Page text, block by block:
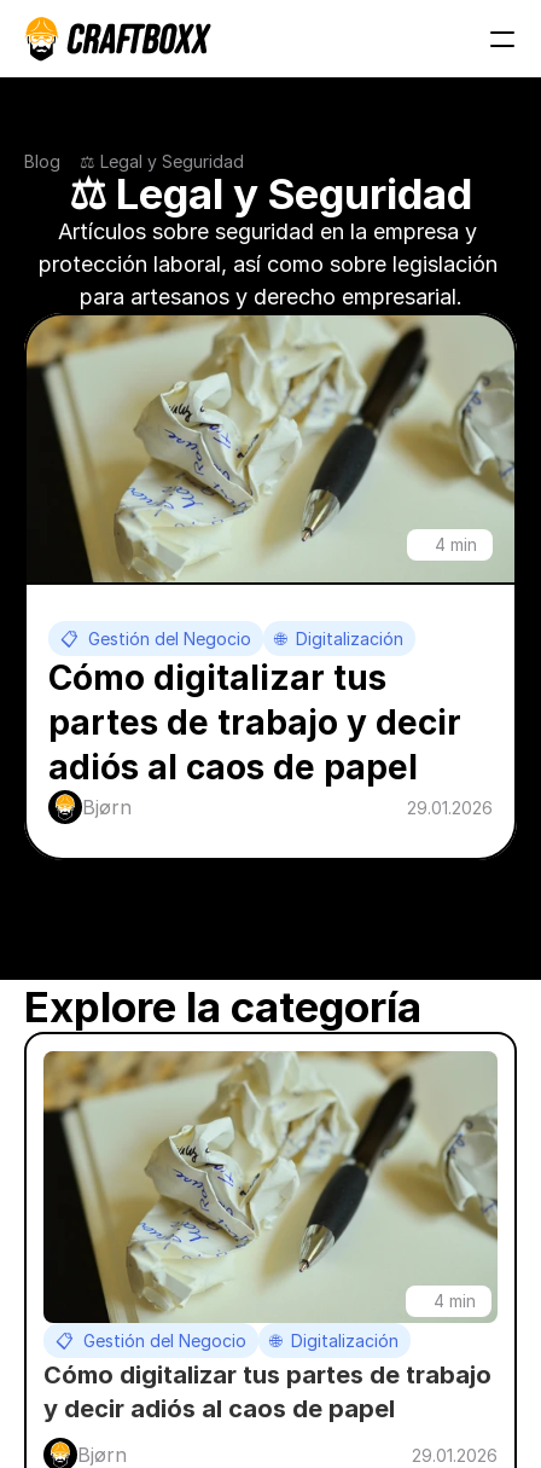
Blog ⚖️ Legal y Seguridad
⚖️ Legal y Seguridad
Artículos sobre seguridad en la empresa y
protección laboral, así como sobre legislación
para artesanos y derecho empresarial.
📋  Gestión del Negocio 🌐  Digitalización
Cómo digitalizar tus
partes de trabajo y decir
adiós al caos de papel
Bjørn 29.01.2026
4 min
Explore la categoría
4 min
📋  Gestión del Negocio
🌐  Digitalización
Cómo digitalizar tus partes de trabajo
y decir adiós al caos de papel
Bjørn 29.01.2026